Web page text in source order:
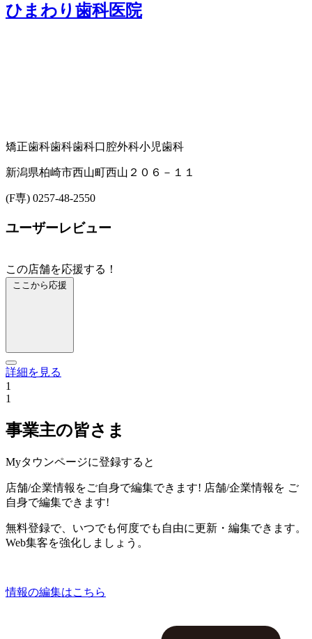
ひまわり歯科医院
矯正歯科歯科歯科口腔外科小児歯科
新潟県柏崎市西山町西山２０６－１１
(F専) 0257-48-2550
ユーザーレビュー
この店舗を応援する！
ここから応援
詳細を見る
1
1
事業主の皆さま
Myタウンページに登録すると
店舗/企業情報をご自身で編集できます! 店舗/企業情報を ご
自身で編集できます!
無料登録で、いつでも何度でも自由に更新・編集できます。
Web集客を強化しましょう。
情報の編集はこちら